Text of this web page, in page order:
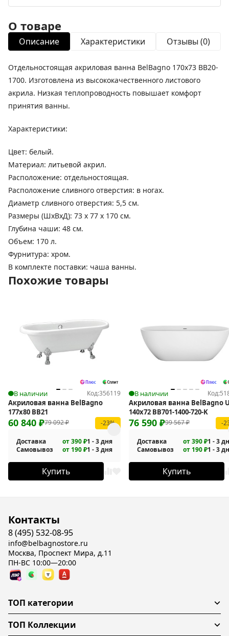
О товаре
Описание Характеристики Отзывы (0)
Отдельностоящая акриловая ванна BelBagno 170х73 BB20-
1700. Изготовлена из высококачественного листового
акрила. Низкая теплопроводность повышает комфорт
принятия ванны.
Характеристики:
Цвет: белый.
Материал: литьевой акрил.
Расположение: отдельностоящая.
Расположение сливного отверстия: в ногах.
Диаметр сливного отверстия: 5,5 см.
Размеры (ШхВхД): 73 x 77 x 170 см.
Глубина чаши: 48 см.
Объем: 170 л.
Фурнитура: хром.
В комплекте поставки: чаша ванны.
Похожие товары
В наличии Код:356119
Акриловая ванна BelBagno
177х80 BB21
79 092₽
60 840 ₽ -23%
Доставка от 390 ₽1 - 3 дня
Самовывоз
от 190 ₽1 - 3 дня
Купить
В наличии Код:
Акриловая ванна BelBagno
140x72 BB701-1400-720-K
99 567₽
76 590 ₽ -
Доставка от 390 ₽1 - 3
Самовывоз
от 190 ₽1 - 3
Купить
Контакты
8 (495) 532-08-95
info@belbagnostore.ru
Москва, Проспект Мира, д.11
ПН-ВС 10:00—20:00
ТОП категории
ТОП Коллекции